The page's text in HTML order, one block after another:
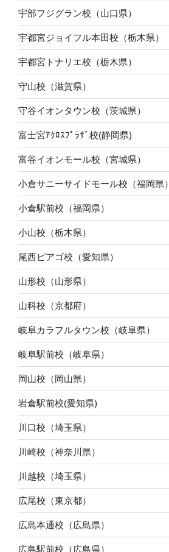
宇部フジグラン校（山口県）
宇都宮ジョイフル本田校（栃木県）
宇都宮トナリエ校（栃木県）
守山校（滋賀県）
守谷イオンタウン校（茨城県）
富士宮ｱｸﾛｽﾌﾟﾗｻﾞ校(静岡県)
富谷イオンモール校（宮城県）
小倉サニーサイドモール校（福岡県）
小倉駅前校（福岡県）
小山校（栃木県）
尾西ピアゴ校（愛知県）
山形校（山形県）
山科校（京都府）
岐阜カラフルタウン校（岐阜県）
岐阜駅前校（岐阜県）
岡山校（岡山県）
岩倉駅前校(愛知県)
川口校（埼玉県）
川崎校（神奈川県）
川越校（埼玉県）
広尾校（東京都）
広島本通校（広島県）
広島駅前校（広島県）